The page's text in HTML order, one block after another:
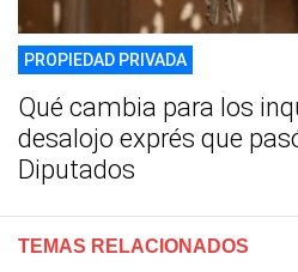
PROPIEDAD PRIVADA
Qué cambia para los
desalojo exprés que
Diputados
TEMAS RELACIONADOS